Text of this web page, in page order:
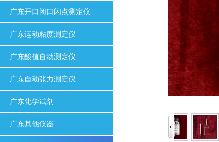
广东开口闭口闪点测定仪
广东运动粘度测定仪
广东酸值自动测定仪
广东自动张力测定仪
广东化学试剂
广东其他仪器